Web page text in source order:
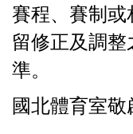
賽程、賽制
留修正及調
準。
國北體育室敬